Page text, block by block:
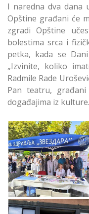
I naredna dva dana
Opštine građani će
zgradi Opštine
bolestima srca i
petka, kada se
„Izvinite, koliko
Radmile Rade
Pan teatru,
događajima iz kulture.
Otvoreni 13
seniora na